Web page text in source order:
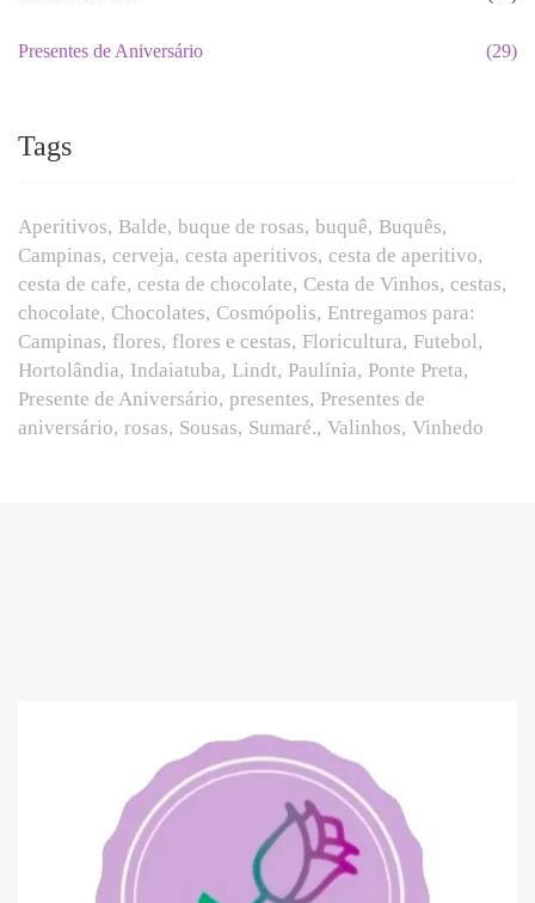
Presentes de Aniversário (29)
Tags
Aperitivos Balde buque de rosas buquê Buquês
Campinas cerveja cesta aperitivos cesta de aperitivo
cesta de cafe cesta de chocolate Cesta de Vinhos cestas
chocolate Chocolates Cosmópolis Entregamos para:
Campinas flores flores e cestas Floricultura Futebol
Hortolândia Indaiatuba Lindt Paulínia Ponte Preta
Presente de Aniversário presentes Presentes de
aniversário rosas Sousas Sumaré. Valinhos Vinhedo